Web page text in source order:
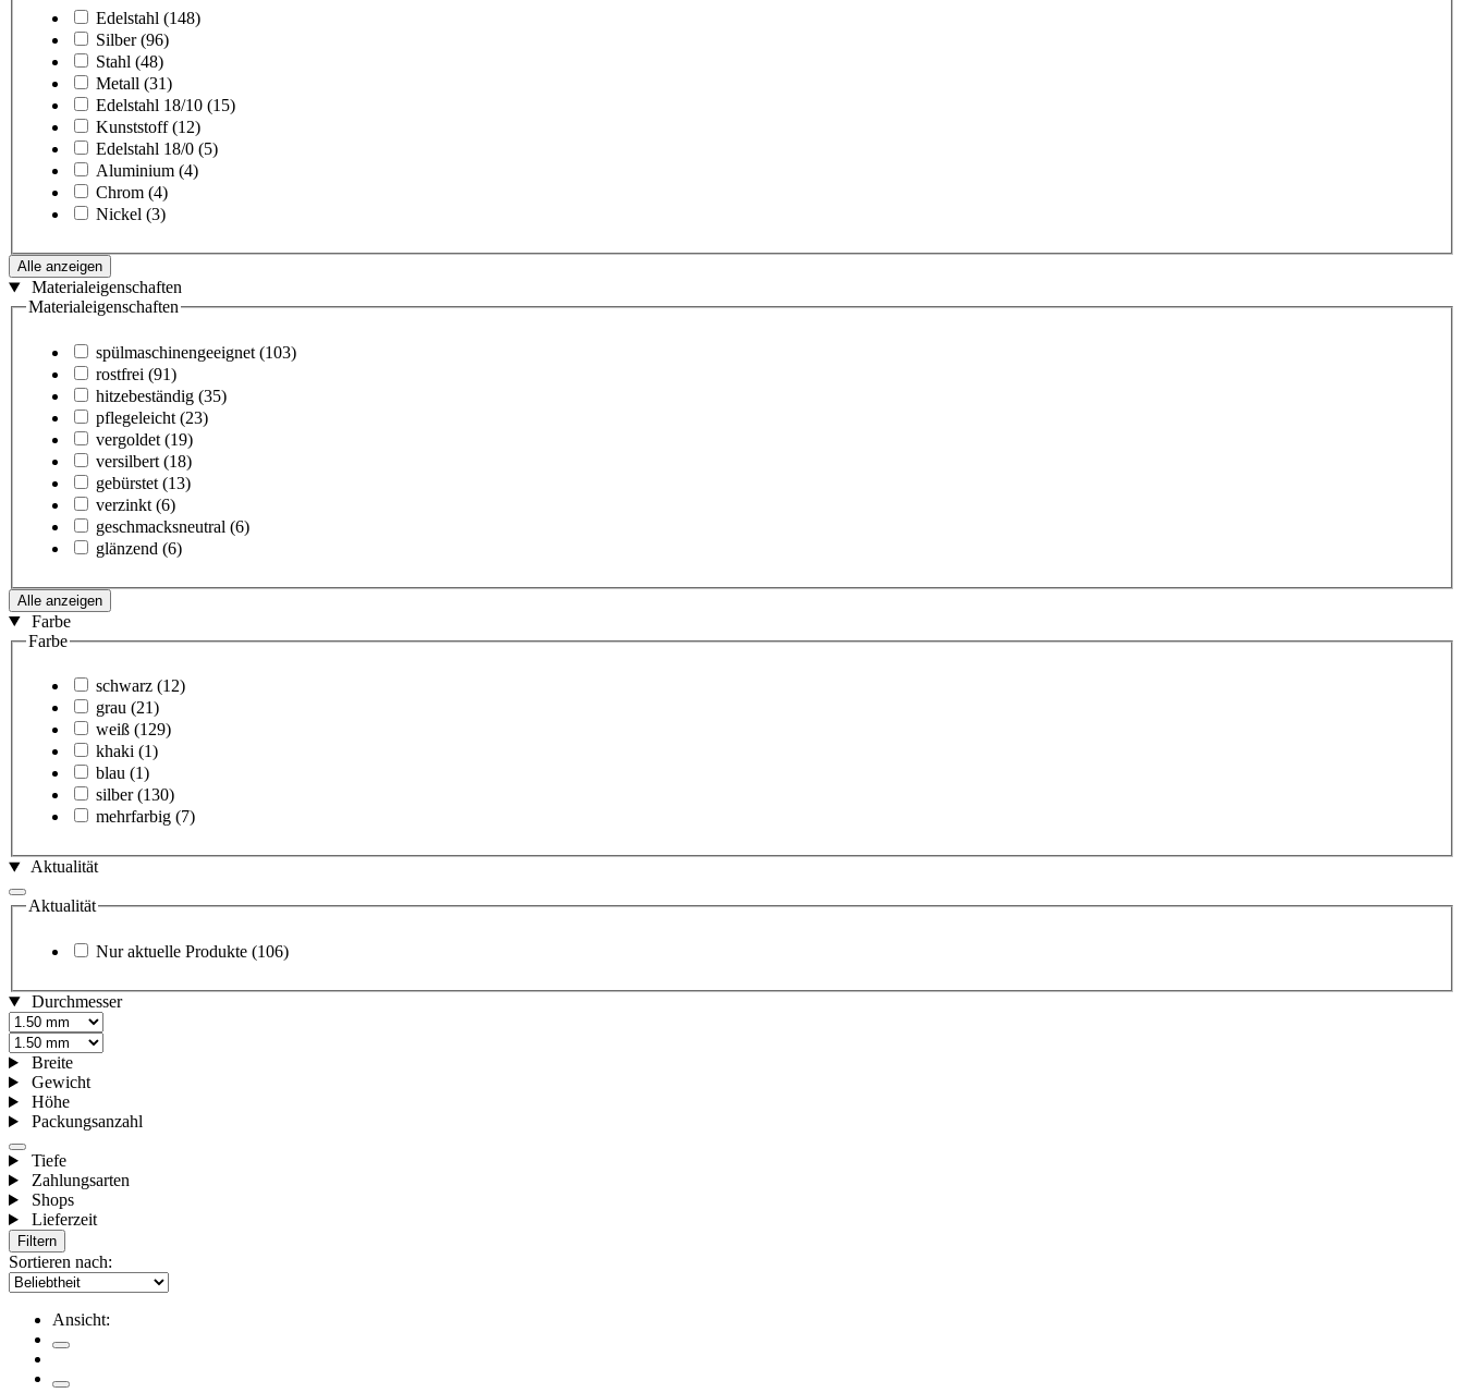
Edelstahl (148)
Silber (96)
Stahl (48)
Metall (31)
Edelstahl 18/10 (15)
Kunststoff (12)
Edelstahl 18/0 (5)
Aluminium (4)
Chrom (4)
Nickel (3)
Alle anzeigen
Materialeigenschaften
Materialeigenschaften
spülmaschinengeeignet (103)
rostfrei (91)
hitzebeständig (35)
pflegeleicht (23)
vergoldet (19)
versilbert (18)
gebürstet (13)
verzinkt (6)
geschmacksneutral (6)
glänzend (6)
Alle anzeigen
Farbe
Farbe
schwarz (12)
grau (21)
weiß (129)
khaki (1)
blau (1)
silber (130)
mehrfarbig (7)
Aktualität
Aktualität
Nur aktuelle Produkte (106)
Durchmesser
Breite
Gewicht
Höhe
Packungsanzahl
Tiefe
Zahlungsarten
Shops
Lieferzeit
Filtern
Sortieren nach:
Ansicht: